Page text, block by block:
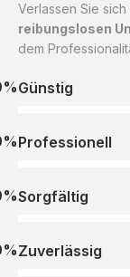
Verlassen Sie
reibungslosen
dem
Günstig
Professionell
Sorgfältig
Zuverlässig